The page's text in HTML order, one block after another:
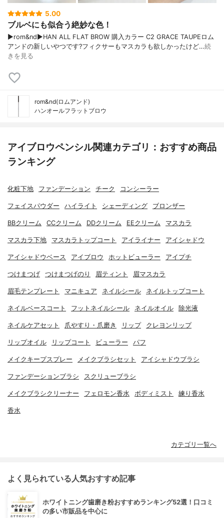
5.00
ブルベにも似合う絶妙な色！
▶︎rom&nd▶︎HAN ALL FLAT BROW 購入カラー C2 GRACE TAUPEロム
アンドの新しいやつです?フィクサーもマスカラも欲しかったけど…続
きを見る
rom&nd(ロムアンド)
ハンオールフラットブロウ
アイブロウペンシル関連カテゴリ：おすすめ商品
ランキング
化粧下地 ファンデーション チーク コンシーラー
フェイスパウダー ハイライト シェーディング ブロンザー
BBクリーム CCクリーム DDクリーム EEクリーム マスカラ
マスカラ下地 マスカラトップコート アイライナー アイシャドウ
アイシャドウベース アイブロウ ホットビューラー アイプチ
つけまつげ つけまつげのり 眉ティント 眉マスカラ
眉毛テンプレート マニキュア ネイルシール ネイルトップコート
ネイルベースコート フットネイルシール ネイルオイル 除光液
ネイルケアセット 爪やすり・爪磨き リップ クレヨンリップ
リップオイル リップコート ビューラー パフ
メイクキープスプレー メイクブラシセット アイシャドウブラシ
ファンデーションブラシ スクリューブラシ
メイクブラシクリーナー フェロモン香水 ボディミスト 練り香水
香水
カテゴリ一覧へ
よく見られている人気おすすめ記事
ホワイトニング歯磨き粉おすすめランキング52選！口コミ
の多い市販品を中心に